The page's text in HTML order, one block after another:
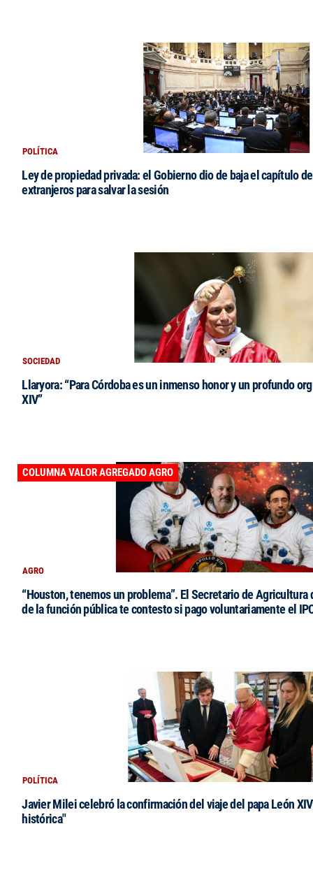
POLÍTICA
Ley de propiedad privada: el Gobierno dio de baja el capítulo
extranjeros para salvar la sesión
SOCIEDAD
Llaryora: “Para Córdoba es un inmenso honor y un profundo
XIV”
AGRO
COLUMNA VALOR AGREGADO AGRO
“Houston, tenemos un problema”. El Secretario de Agricultura
de la función pública te contesto si pago voluntariamente el
POLÍTICA
Javier Milei celebró la confirmación del viaje del papa León
histórica"